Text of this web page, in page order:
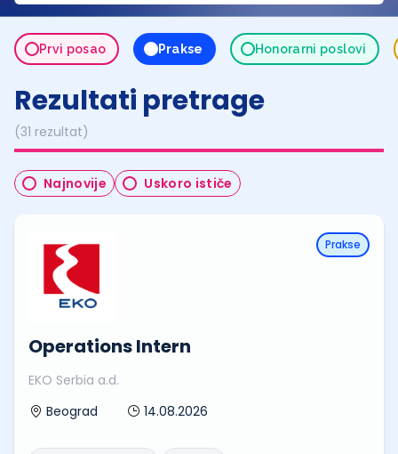
Prvi posao Prakse Honorarni poslovi
Rezultati pretrage
(31 rezultat)
Najnovije Uskoro ističe
Prakse
Operations Intern
EKO Serbia a.d.
Beograd
14.08.2026